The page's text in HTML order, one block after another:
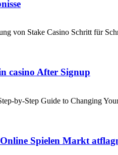
von Stake Casino Schritt für
casino After Signup
by-Step Guide to Changing
Spielen Markt